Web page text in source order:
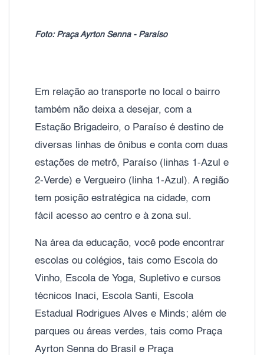
Foto: Praça Ayrton Senna - Paraíso
Em relação ao transporte no local o bairro
também não deixa a desejar, com a
Estação Brigadeiro, o Paraíso é destino de
diversas linhas de ônibus e conta com duas
estações de metrô, Paraíso (linhas 1-Azul e
2-Verde) e Vergueiro (linha 1-Azul). A região
tem posição estratégica na cidade, com
fácil acesso ao centro e à zona sul.
Na área da educação, você pode encontrar
escolas ou colégios, tais como Escola do
Vinho, Escola de Yoga, Supletivo e cursos
técnicos Inaci, Escola Santi, Escola
Estadual Rodrigues Alves e Minds; além de
parques ou áreas verdes, tais como Praça
Ayrton Senna do Brasil e Praça